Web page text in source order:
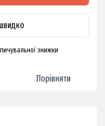
знижки
Порівняти